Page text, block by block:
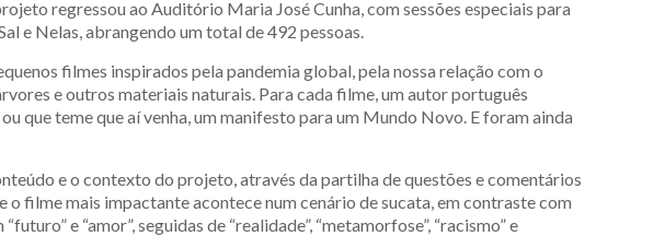
regressou ao Auditório Maria José Cunha, com sessões especiais para
e Nelas, abrangendo um total de 492 pessoas.
filmes inspirados pela pandemia global, pela nossa relação com o
e outros materiais naturais. Para cada filme, um autor português
que teme que aí venha, um manifesto para um Mundo Novo. E foram ainda
e o contexto do projeto, através da partilha de questões e comentários
filme mais impactante acontece num cenário de sucata, em contraste com
e “amor”, seguidas de “realidade”, “metamorfose”, “racismo” e